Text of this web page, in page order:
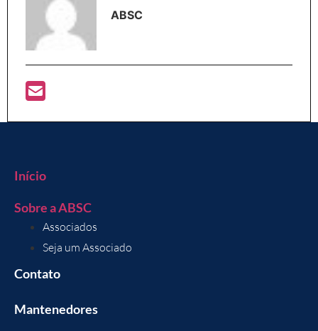
ABSC
Início
Sobre a ABSC
Associados
Seja um Associado
Contato
Mantenedores